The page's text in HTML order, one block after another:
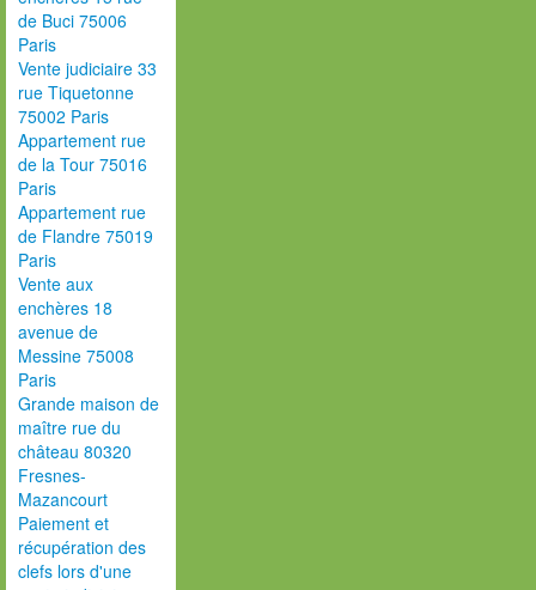
de Buci 75006
Paris
Vente judiciaire 33
rue Tiquetonne
75002 Paris
Appartement rue
de la Tour 75016
Paris
Appartement rue
de Flandre 75019
Paris
Vente aux
enchères 18
avenue de
Messine 75008
Paris
Grande maison de
maître rue du
château 80320
Fresnes-
Mazancourt
Paiement et
récupération des
clefs lors d'une